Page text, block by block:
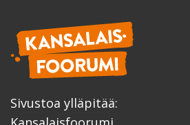
Sivustoa ylläpitää: